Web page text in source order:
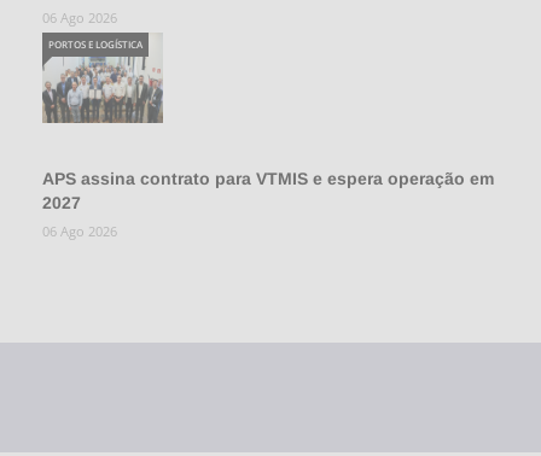
06 Ago 2026
APS assina contrato para VTMIS e espera operação em
2027
PORTOS E LOGÍSTICA
06 Ago 2026